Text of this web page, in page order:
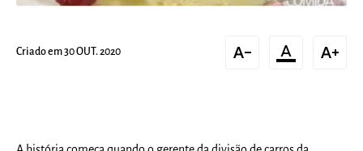
Criado em 30 OUT. 2020 text_decrease format_color_text text_increase